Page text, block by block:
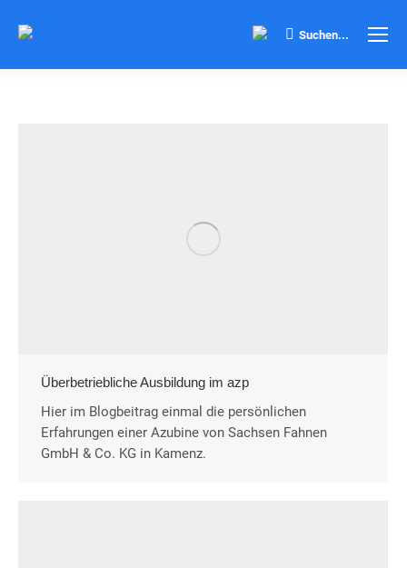
Search:
Suchen...
Überbetriebliche Ausbildung im azp
Hier im Blogbeitrag einmal die persönlichen
Erfahrungen einer Azubine von Sachsen Fahnen
GmbH & Co. KG in Kamenz.